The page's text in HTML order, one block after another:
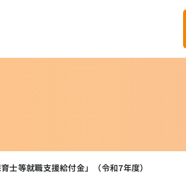
士等就職支援給付金」（令和7年度）